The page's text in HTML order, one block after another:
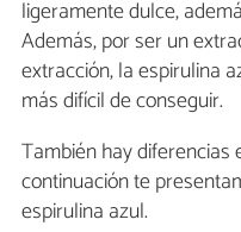
ligeramente dulce,
Además, por ser un
extracción, la espirulina
más difícil de conseguir.
También hay diferencias
continuación te
espirulina azul.